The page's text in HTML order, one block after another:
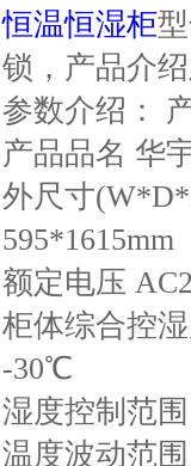
恒温恒湿柜
锁，产品介
参数介绍：
产品品名 华
外尺寸
595*1615mm
额定电压
柜体综合控
-30℃
湿度控制范
温度波动范